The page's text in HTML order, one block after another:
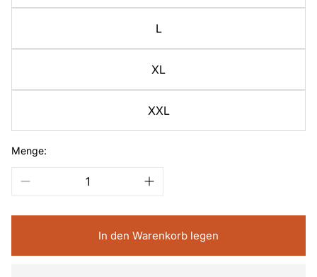
L
XL
XXL
Menge:
In den Warenkorb legen